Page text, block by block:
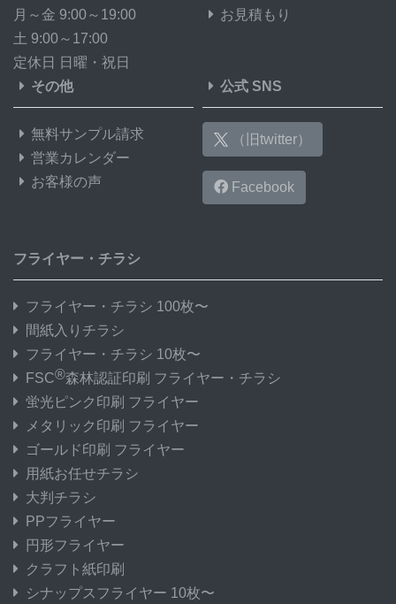
月～金 9:00～19:00
土 9:00～17:00
定休日 日曜・祝日
お見積もり
その他
無料サンプル請求
営業カレンダー
お客様の声
公式 SNS
（旧twitter）
Facebook
フライヤー・チラシ
フライヤー・チラシ 100枚〜
間紙入りチラシ
フライヤー・チラシ 10枚〜
FSC®森林認証印刷 フライヤー・チラシ
蛍光ピンク印刷 フライヤー
メタリック印刷 フライヤー
ゴールド印刷 フライヤー
用紙お任せチラシ
大判チラシ
PPフライヤー
円形フライヤー
クラフト紙印刷
シナップスフライヤー 10枚〜